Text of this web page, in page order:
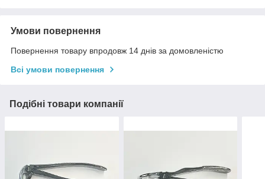
Умови повернення
Повернення товару впродовж 14 днів за домовленістю
Всі умови повернення
Подібні товари компанії